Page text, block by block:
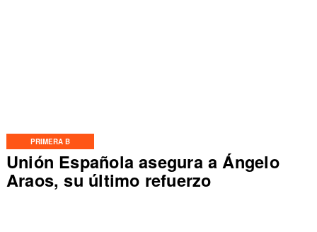
PRIMERA B
Unión Española asegura a Ángelo
Araos, su último refuerzo